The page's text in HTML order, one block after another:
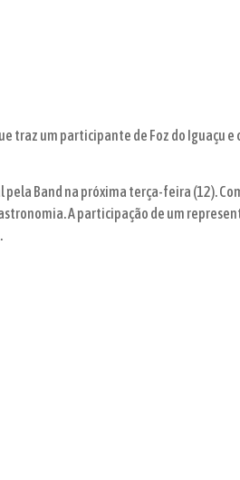
traz um participante de Foz do Iguaçu e
Band na próxima terça-feira (12).
A participação de um